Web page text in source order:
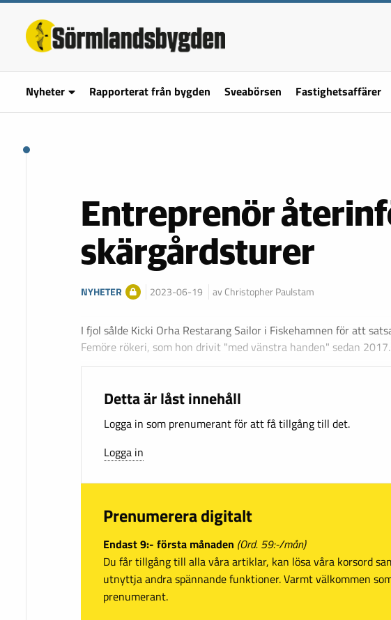
Nyheter Rapporterat från bygden Sveabörsen Fastighetsaffärer
Entreprenör
skärgårdsturer
NYHETER 2023-06-19 av Christopher Paulstam
I fjol sålde Kicki Orha Restarang Sailor i Fiskehamnen för att
Femöre rökeri, som hon drivit "med vänstra handen" sedan
Detta är låst innehåll
Logga in som prenumerant för att få tillgång till det.
Logga in
Prenumerera digitalt
Endast 9:- första månaden (Ord. 59:-/mån)
Du får tillgång till alla våra artiklar, kan lösa våra korsord
utnyttja andra spännande funktioner. Varmt välkommen
prenumerant.